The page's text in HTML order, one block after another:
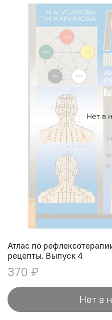
Нет в
Атлас по
рецепты. Выпуск 4
370 ₽
Нет в